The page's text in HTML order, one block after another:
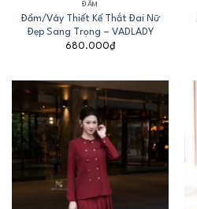
ĐẦM
Đầm/Váy Thiết Kế Thắt Đai Nữ
Đẹp Sang Trọng – VADLADY
680.000₫